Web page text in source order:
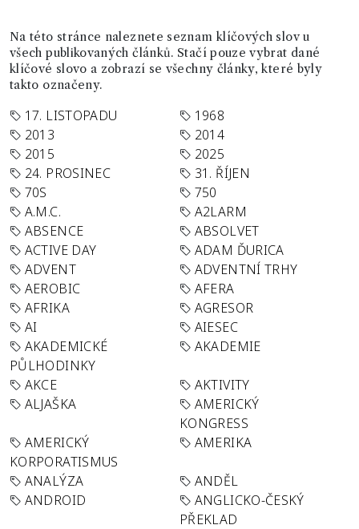
Na této stránce naleznete seznam klíčových slov u
všech publikovaných článků. Stačí pouze vybrat dané
klíčové slovo a zobrazí se všechny články, které byly
takto označeny.
17. LISTOPADU
1968
2013
2014
2015
2025
24. PROSINEC
31. ŘÍJEN
70S
750
A.M.C.
A2LARM
ABSENCE
ABSOLVET
ACTIVE DAY
ADAM ĎURICA
ADVENT
ADVENTNÍ TRHY
AEROBIC
AFERA
AFRIKA
AGRESOR
AI
AIESEC
AKADEMICKÉ
PŮLHODINKY
AKADEMIE
AKCE
AKTIVITY
ALJAŠKA
AMERICKÝ
KONGRESS
AMERICKÝ
KORPORATISMUS
AMERIKA
ANALÝZA
ANDĚL
ANDROID
ANGLICKO-ČESKÝ
PŘEKLAD